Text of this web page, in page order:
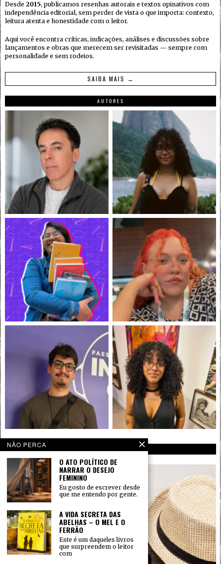
Desde 2015, publicamos resenhas autorais e textos opinativos com
independência editorial, sem perder de vista o que importa: contexto,
leitura atenta e honestidade com o leitor.
Aqui você encontra críticas, indicações, análises e discussões sobre
lançamentos e obras que merecem ser revisitadas — sempre com
personalidade e sem rodeios.
SAIBA MAIS →
AUTORES
NÃO PERCA
O ATO POLÍTICO DE
NARRAR O DESEJO
FEMININO
Eu gosto de escrever desde
que me entendo por gente.
A VIDA SECRETA DAS
ABELHAS – O MEL E O
FERRÃO
Este é um daqueles livros
que surpreendem o leitor
com